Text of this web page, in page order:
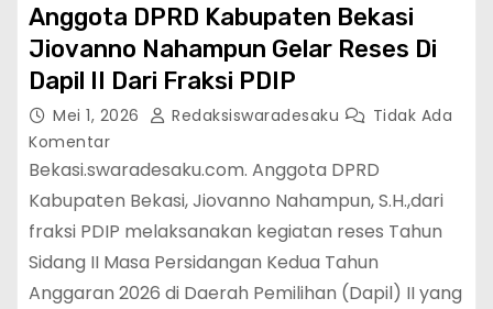
Anggota DPRD Kabupaten Bekasi
Jiovanno Nahampun Gelar Reses Di
Dapil II Dari Fraksi PDIP
Mei 1, 2026 Redaksiswaradesaku
Tidak Ada
Komentar
Bekasi.swaradesaku.com. Anggota DPRD
Kabupaten Bekasi, Jiovanno Nahampun, S.H.,dari
fraksi PDIP melaksanakan kegiatan reses Tahun
Sidang II Masa Persidangan Kedua Tahun
Anggaran 2026 di Daerah Pemilihan (Dapil) II yang